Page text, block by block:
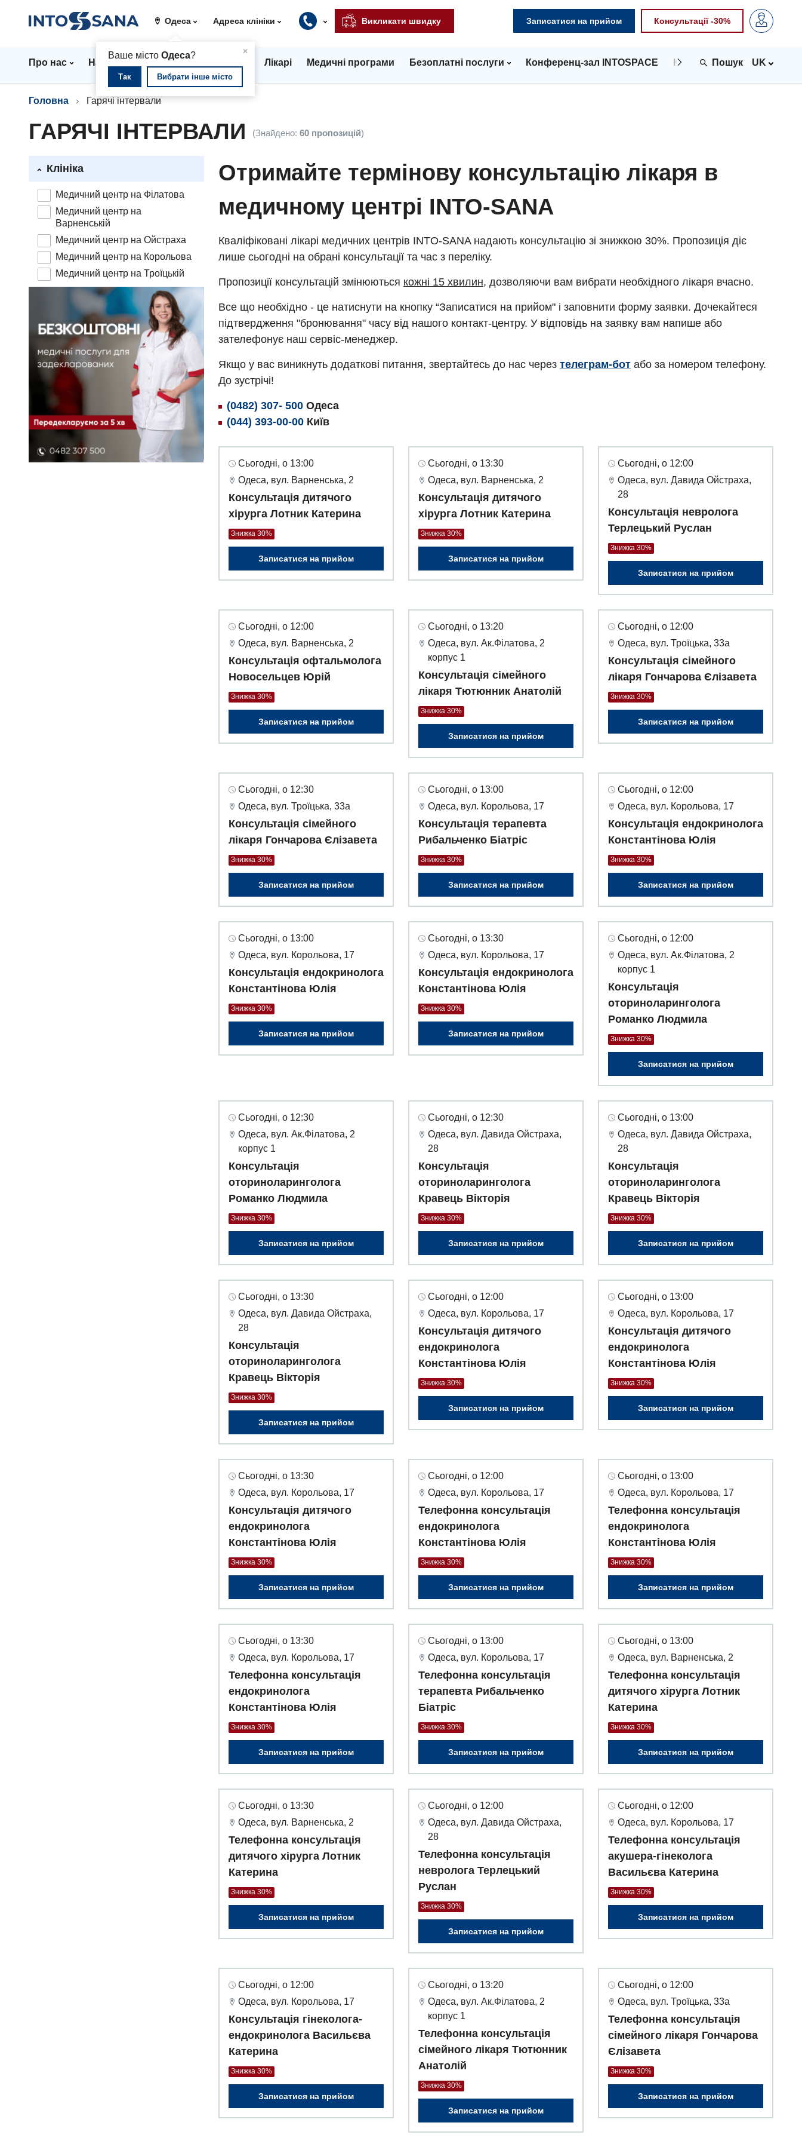
Одеса
×
Ваше містоОдеса?
Так Вибрати інше місто
Адреса клініки Викликати швидку Записатися на прийом Консультації -30%
Про нас Напрямки Стаціонар Лікарі Медичні програми Безоплатні послуги Конференц-зал INTOSPACE Контакти UK
Головна Гарячі інтервали
ГАРЯЧІ ІНТЕРВАЛИ (Знайдено: 60 пропозицій)
Клініка
Медичний центр на Філатова
Медичний центр на
Варненській
Медичний центр на Ойстраха
Медичний центр на Корольова
Медичний центр на Троїцькій
Отримайте термінову консультацію лікаря в
медичному центрі INTO-SANA
Кваліфіковані лікарі медичних центрів INTO-SANA надають консультацію зі знижкою 30%. Пропозиція діє
лише сьогодні на обрані консультації та час з переліку.
Пропозиції консультацій змінюються кожні 15 хвилин, дозволяючи вам вибрати необхідного лікаря вчасно.
Все що необхідно - це натиснути на кнопку “Записатися на прийом" і заповнити форму заявки. Дочекайтеся
підтвердження "бронювання" часу від нашого контакт-центру. У відповідь на заявку вам напише або
зателефонує наш сервіс-менеджер.
Якщо у вас виникнуть додаткові питання, звертайтесь до нас через телеграм-бот або за номером телефону.
До зустрічі!
(0482) 307- 500 Одеса
(044) 393-00-00 Київ
Сьогодні, о 13:00
Одеса, вул. Варненська, 2
Консультація дитячого
хірурга Лотник Катерина
Знижка 30%
Записатися на прийом
Сьогодні, о 13:30
Одеса, вул. Варненська, 2
Консультація дитячого
хірурга Лотник Катерина
Знижка 30%
Записатися на прийом
Сьогодні, о 12:00
Одеса, вул. Давида Ойстраха,
28
Консультація невролога
Терлецький Руслан
Знижка 30%
Записатися на прийом
Сьогодні, о 12:00
Одеса, вул. Варненська, 2
Консультація офтальмолога
Новосельцев Юрій
Знижка 30%
Записатися на прийом
Сьогодні, о 13:20
Одеса, вул. Ак.Філатова, 2
корпус 1
Консультація сімейного
лікаря Тютюнник Анатолій
Знижка 30%
Записатися на прийом
Сьогодні, о 12:00
Одеса, вул. Троїцька, 33а
Консультація сімейного
лікаря Гончарова Єлізавета
Знижка 30%
Записатися на прийом
Сьогодні, о 12:30
Одеса, вул. Троїцька, 33а
Консультація сімейного
лікаря Гончарова Єлізавета
Знижка 30%
Записатися на прийом
Сьогодні, о 13:00
Одеса, вул. Корольова, 17
Консультація терапевта
Рибальченко Біатріс
Знижка 30%
Записатися на прийом
Сьогодні, о 12:00
Одеса, вул. Корольова, 17
Консультація ендокринолога
Константінова Юлія
Знижка 30%
Записатися на прийом
Сьогодні, о 13:00
Одеса, вул. Корольова, 17
Консультація ендокринолога
Константінова Юлія
Знижка 30%
Записатися на прийом
Сьогодні, о 13:30
Одеса, вул. Корольова, 17
Консультація ендокринолога
Константінова Юлія
Знижка 30%
Записатися на прийом
Сьогодні, о 12:00
Одеса, вул. Ак.Філатова, 2
корпус 1
Консультація
оториноларинголога
Романко Людмила
Знижка 30%
Записатися на прийом
Сьогодні, о 12:30
Одеса, вул. Ак.Філатова, 2
корпус 1
Консультація
оториноларинголога
Романко Людмила
Знижка 30%
Записатися на прийом
Сьогодні, о 12:30
Одеса, вул. Давида Ойстраха,
28
Консультація
оториноларинголога
Кравець Вікторія
Знижка 30%
Записатися на прийом
Сьогодні, о 13:00
Одеса, вул. Давида Ойстраха,
28
Консультація
оториноларинголога
Кравець Вікторія
Знижка 30%
Записатися на прийом
Сьогодні, о 13:30
Одеса, вул. Давида Ойстраха,
28
Консультація
оториноларинголога
Кравець Вікторія
Знижка 30%
Записатися на прийом
Сьогодні, о 12:00
Одеса, вул. Корольова, 17
Консультація дитячого
ендокринолога
Константінова Юлія
Знижка 30%
Записатися на прийом
Сьогодні, о 13:00
Одеса, вул. Корольова, 17
Консультація дитячого
ендокринолога
Константінова Юлія
Знижка 30%
Записатися на прийом
Сьогодні, о 13:30
Одеса, вул. Корольова, 17
Консультація дитячого
ендокринолога
Константінова Юлія
Знижка 30%
Записатися на прийом
Сьогодні, о 12:00
Одеса, вул. Корольова, 17
Телефонна консультація
ендокринолога
Константінова Юлія
Знижка 30%
Записатися на прийом
Сьогодні, о 13:00
Одеса, вул. Корольова, 17
Телефонна консультація
ендокринолога
Константінова Юлія
Знижка 30%
Записатися на прийом
Сьогодні, о 13:30
Одеса, вул. Корольова, 17
Телефонна консультація
ендокринолога
Константінова Юлія
Знижка 30%
Записатися на прийом
Сьогодні, о 13:00
Одеса, вул. Корольова, 17
Телефонна консультація
терапевта Рибальченко
Біатріс
Знижка 30%
Записатися на прийом
Сьогодні, о 13:00
Одеса, вул. Варненська, 2
Телефонна консультація
дитячого хірурга Лотник
Катерина
Знижка 30%
Записатися на прийом
Сьогодні, о 13:30
Одеса, вул. Варненська, 2
Телефонна консультація
дитячого хірурга Лотник
Катерина
Знижка 30%
Записатися на прийом
Сьогодні, о 12:00
Одеса, вул. Давида Ойстраха,
28
Телефонна консультація
невролога Терлецький
Руслан
Знижка 30%
Записатися на прийом
Сьогодні, о 12:00
Одеса, вул. Корольова, 17
Телефонна консультація
акушера-гінеколога
Васильєва Катерина
Знижка 30%
Записатися на прийом
Сьогодні, о 12:00
Одеса, вул. Корольова, 17
Консультація гінеколога-
ендокринолога Васильєва
Катерина
Знижка 30%
Записатися на прийом
Сьогодні, о 13:20
Одеса, вул. Ак.Філатова, 2
корпус 1
Телефонна консультація
сімейного лікаря Тютюнник
Анатолій
Знижка 30%
Записатися на прийом
Сьогодні, о 12:00
Одеса, вул. Троїцька, 33а
Телефонна консультація
сімейного лікаря Гончарова
Єлізавета
Знижка 30%
Записатися на прийом